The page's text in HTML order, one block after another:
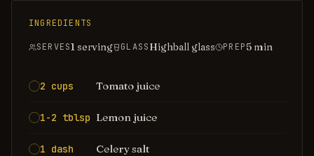
INGREDIENTS
SERVES1 serving GLASSHighball glass PREP5 min
2 cups Tomato juice
1-2 tblsp Lemon juice
1 dash Celery salt